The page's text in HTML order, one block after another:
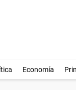
Economía